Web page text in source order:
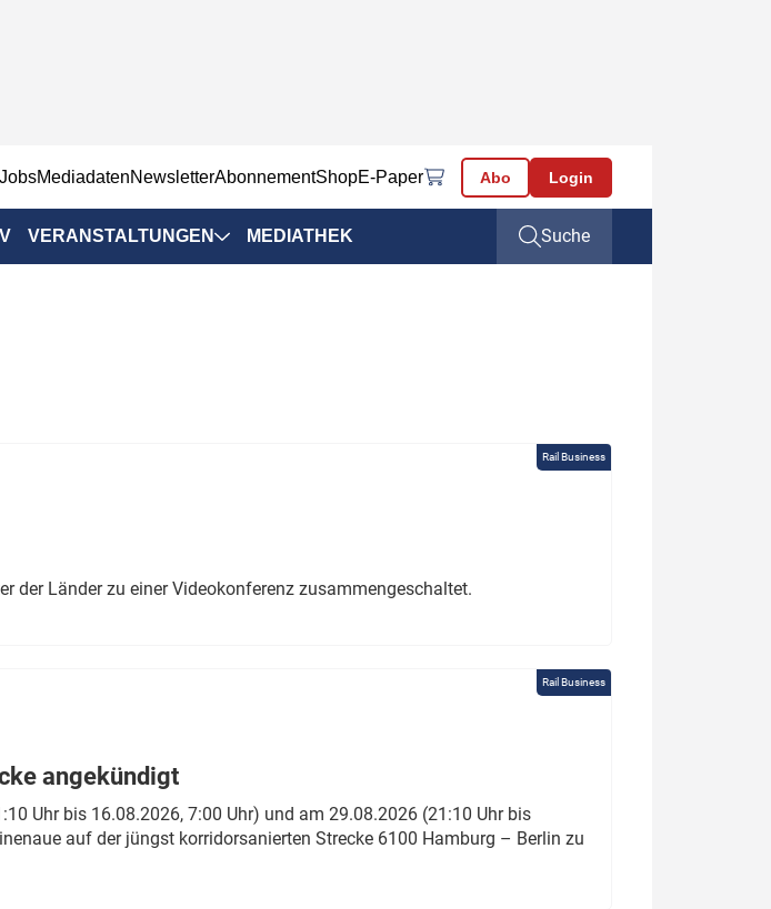
MediadatenNewsletterAbonnementShopE-Paper Abo Login
VERANSTALTUNGEN MEDIATHEK Suche
Rail Business
der Länder zu einer Videokonferenz zusammengeschaltet.
Rail Business
angekündigt
Uhr bis 16.08.2026, 7:00 Uhr) und am 29.08.2026 (21:10 Uhr bis
auf der jüngst korridorsanierten Strecke 6100 Hamburg – Berlin zu